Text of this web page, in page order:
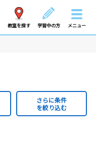
教室を探す 学習中の方 メニュー
さらに条件
を絞り込む